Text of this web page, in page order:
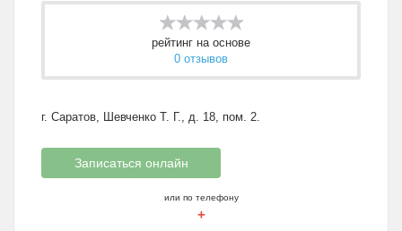
рейтинг на основе
0 отзывов
г. Саратов, Шевченко Т. Г., д. 18, пом. 2.
Записаться онлайн
или по телефону
+